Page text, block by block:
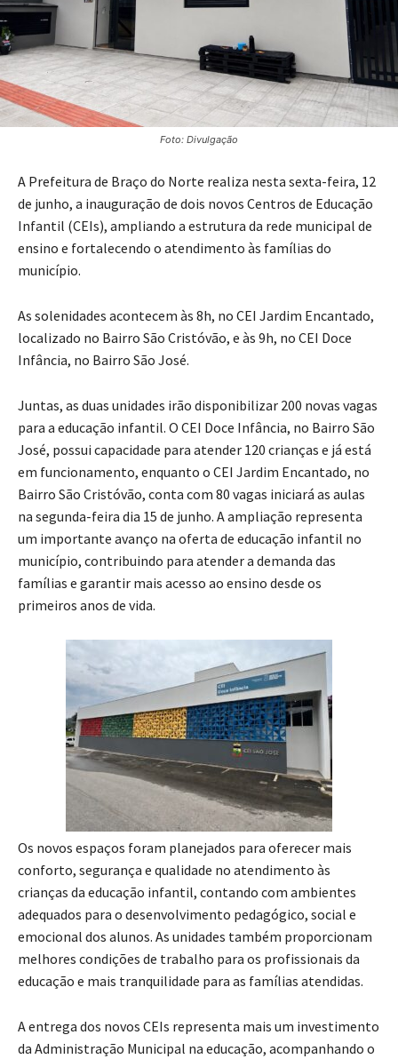
Foto: Divulgação
A Prefeitura de Braço do Norte realiza nesta sexta-feira, 12
de junho, a inauguração de dois novos Centros de Educação
Infantil (CEIs), ampliando a estrutura da rede municipal de
ensino e fortalecendo o atendimento às famílias do
município.
As solenidades acontecem às 8h, no CEI Jardim Encantado,
localizado no Bairro São Cristóvão, e às 9h, no CEI Doce
Infância, no Bairro São José.
Juntas, as duas unidades irão disponibilizar 200 novas vagas
para a educação infantil. O CEI Doce Infância, no Bairro São
José, possui capacidade para atender 120 crianças e já está
em funcionamento, enquanto o CEI Jardim Encantado, no
Bairro São Cristóvão, conta com 80 vagas iniciará as aulas
na segunda-feira dia 15 de junho. A ampliação representa
um importante avanço na oferta de educação infantil no
município, contribuindo para atender a demanda das
famílias e garantir mais acesso ao ensino desde os
primeiros anos de vida.
Os novos espaços foram planejados para oferecer mais
conforto, segurança e qualidade no atendimento às
crianças da educação infantil, contando com ambientes
adequados para o desenvolvimento pedagógico, social e
emocional dos alunos. As unidades também proporcionam
melhores condições de trabalho para os profissionais da
educação e mais tranquilidade para as famílias atendidas.
A entrega dos novos CEIs representa mais um investimento
da Administração Municipal na educação, acompanhando o